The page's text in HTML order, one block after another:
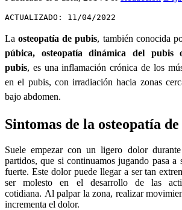
ACTUALIZADO: 11/04/2022
Laosteopatía de pubis, también conocida
púbica, osteopatía dinámica del
pubis, es una inflamación crónica de los
en el pubis, con irradiación hacia zonas
bajo abdomen.
Sintomas de la osteopatía
Suele empezar con un ligero dolor
partidos, que si continuamos jugando pasa
fuerte. Este dolor puede llegar a ser tan
ser molesto en el desarrollo de las
cotidiana. Al palpar la zona, realizar
incrementa el dolor.